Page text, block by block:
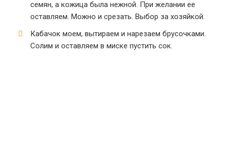
семян, а кожица была нежной. При желании ее
оставляем. Можно и срезать. Выбор за хозяйкой.
Кабачок моем, вытираем и нарезаем брусочками.
Солим и оставляем в миске пустить сок.